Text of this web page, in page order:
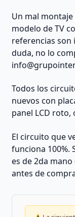
Un mal
modelo de TV
referencias son
duda, no lo
Todos los
nuevos con
panel LCD roto,
El circuito que
funciona 100%.
es de 2da
antes de